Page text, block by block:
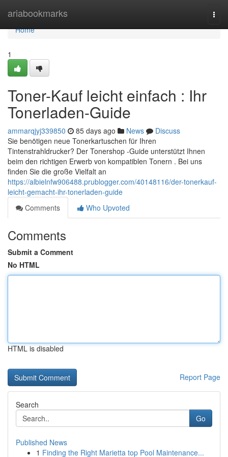
ariabookmarks
Home
Home
1
Toner-Kauf leicht einfach : Ihr
Tonerladen-Guide
ammarqjyj339850 85 days ago News
Discuss
Sie benötigen neue Tonerkartuschen für Ihren
Tintenstrahldrucker? Der Tonershop -Guide unterstützt Ihnen
beim den richtigen Erwerb von kompatiblen Tonern . Bei uns
finden Sie die große Vielfalt an
https://albielnfw906488.prublogger.com/40148116/der-tonerkauf-
leicht-gemacht-ihr-tonerladen-guide
Comments
Who Upvoted
Comments
Submit a Comment
No HTML
HTML is disabled
Report Page
Search
Go
Published News
1 Finding the Right Marietta top Pool Maintenance...